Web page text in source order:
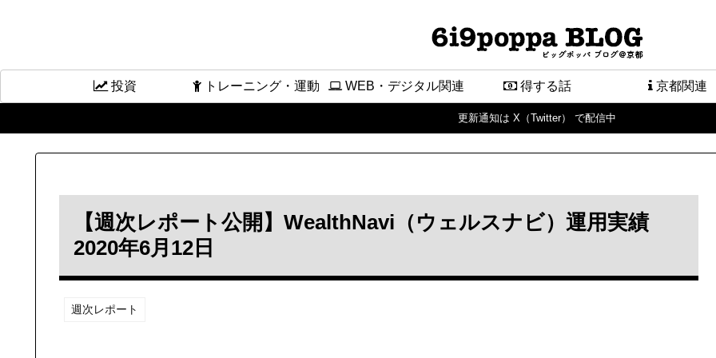
投資 トレーニング・運動 WEB・デジタル関連 得する話 京都関連
更新通知は X（Twitter） で配信中
【週次レポート公開】WealthNavi（ウェルスナビ）運用実績
2020年6月12日
週次レポート